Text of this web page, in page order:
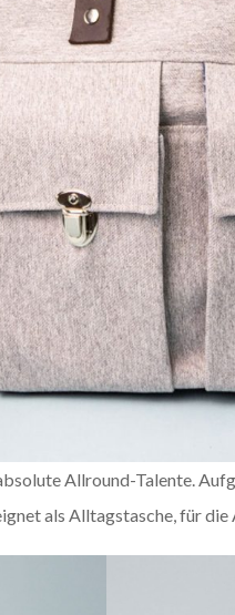
Allround-Talente.
als Alltagstasche, für die